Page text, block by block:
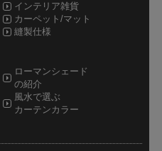
インテリア雑貨
カーペット/マット
縫製仕様
ローマンシェード
の紹介
風水で選ぶ
カーテンカラー